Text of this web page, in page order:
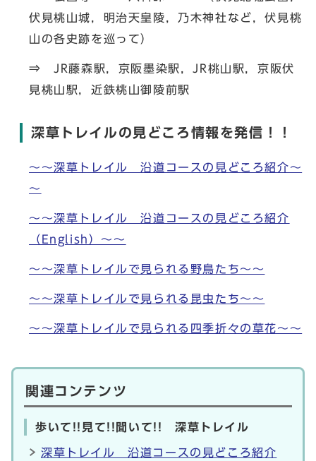
伏見桃山城，明治天皇陵，乃木神社など，伏見桃
山の各史跡を巡って）
⇒ JR藤森駅，京阪墨染駅，JR桃山駅，京阪伏
見桃山駅，近鉄桃山御陵前駅
深草トレイルの見どころ情報を発信！！
～～深草トレイル 沿道コースの見どころ紹介～
～
～～深草トレイル 沿道コースの見どころ紹介
（English）～～
～～深草トレイルで見られる野鳥たち～～
～～深草トレイルで見られる昆虫たち～～
～～深草トレイルで見られる四季折々の草花～～
関連コンテンツ
歩いて!!見て!!聞いて!! 深草トレイル
深草トレイル 沿道コースの見どころ紹介